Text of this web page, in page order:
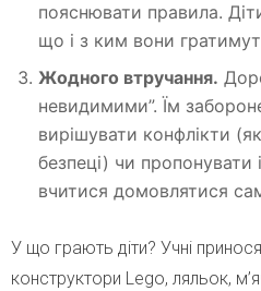
пояснювати правила.
що і з ким вони
Жодного втручання.
невидимими”. Їм
вирішувати конфлікти
безпеці) чи пропонувати
вчитися домовлятися
У що грають діти? Учні
конструктори Lego, ляльок,